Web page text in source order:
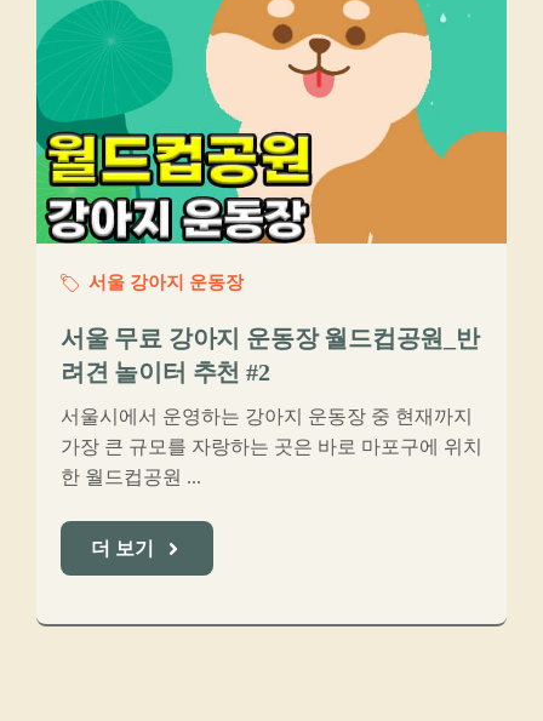
서울 강아지 운동장
서울 무료 강아지 운동장 월드컵공원_반
려견 놀이터 추천 #2
서울시에서 운영하는 강아지 운동장 중 현재까지
가장 큰 규모를 자랑하는 곳은 바로 마포구에 위치
한 월드컵공원 ...
더 보기